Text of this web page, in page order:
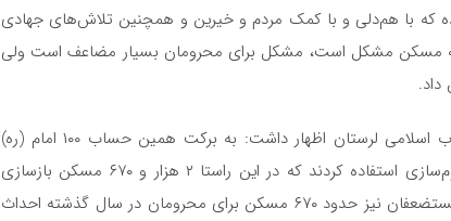
که با هم‌دلی و با کمک مردم و خیرین و همچنین تلاش‌های جهادی
مسکن مشکل است، مشکل برای محرومان بسیار مضاعف است ولی
مسئول دفتر نمایندگی ولی‌فقیه در بنیاد مسکن انقلاب اسلامی لرستان اظهار داشت: به برکت همین حساب ۱۰۰ امام (ره)
روستائیان از تسهیلات برای ساخت مسکن و یا مقاوم‌سازی استفاده کردند که در این راستا ۲ هزار و ۶۷۰ مسکن بازسازی
شده است، همچنین در تفاهم‌نامه با همکاری بنیاد مستضعفان نیز حدود ۶۷۰ مسکن برای محرومان در سال گذشته احداث